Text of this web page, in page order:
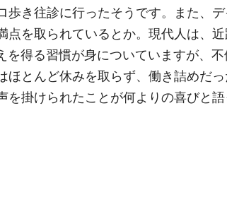
歩き往診に行ったそうです。また、
点を取られているとか。現代人は、
を得る習慣が身についていますが、
ほとんど休みを取らず、働き詰めだ
を掛けられたことが何よりの喜びと